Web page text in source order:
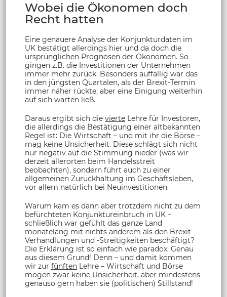
Wobei die Ökonomen doch
Recht hatten
Eine genauere Analyse der Konjunkturdaten im
UK bestätigt allerdings hier und da doch die
ursprünglichen Prognosen der Ökonomen. So
gingen z.B. die Investitionen der Unternehmen
immer mehr zurück. Besonders auffällig war das
in den jüngsten Quartalen, als der Brexit-Termin
immer näher rückte, aber eine Einigung weiterhin
auf sich warten ließ.
Daraus ergibt sich die vierte Lehre für Investoren,
die allerdings die Bestätigung einer altbekannten
Regel ist: Die Wirtschaft – und mit ihr die Börse –
mag keine Unsicherheit. Diese schlägt sich nicht
nur negativ auf die Stimmung nieder (was wir
derzeit allerorten beim Handelsstreit
beobachten), sondern führt auch zu einer
allgemeinen Zurückhaltung im Geschäftsleben,
vor allem natürlich bei Neuinvestitionen.
Warum kam es dann aber trotzdem nicht zu dem
befürchteten Konjunktureinbruch in UK –
schließlich war gefühlt das ganze Land
monatelang mit nichts anderem als den Brexit-
Verhandlungen und -Streitig­keiten beschäftigt?
Die Erklärung ist so einfach wie paradox: Genau
aus diesem Grund! Denn – und damit kommen
wir zur fünften Lehre – Wirtschaft und Börse
mögen zwar keine Unsicherheit, aber mindestens
genauso gern haben sie (politischen) Stillstand!